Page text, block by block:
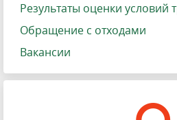
Результаты оценки условий
Обращение с отходами
Вакансии